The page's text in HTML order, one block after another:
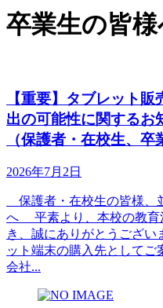
卒業生の皆
【重要】タブレット
出の可能性に関するお
（保護者・在校生、卒
2026年7月2日
保護者・在校生の皆様、
へ 平素より、本校の教育
き、誠にありがとうござ
ット端末の購入先として
会社...